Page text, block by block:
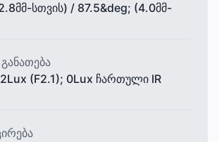
სთვის) / 87.5&deg; (4.0მმ-
(F2.1); 0Lux ჩართული IR